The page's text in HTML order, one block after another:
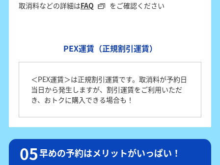
取消料などの詳細はFAQ をご確認ください
PEX運賃（正規割引運賃）
＜PEX運賃＞は正規割引運賃です。取消料が予約日
当日から発生しますが、割引運賃をご利用いただ
き、おトクに購入できる場合も！
早めの予約はメリットがいっぱい！